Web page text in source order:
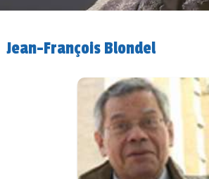
Jean-François Blondel